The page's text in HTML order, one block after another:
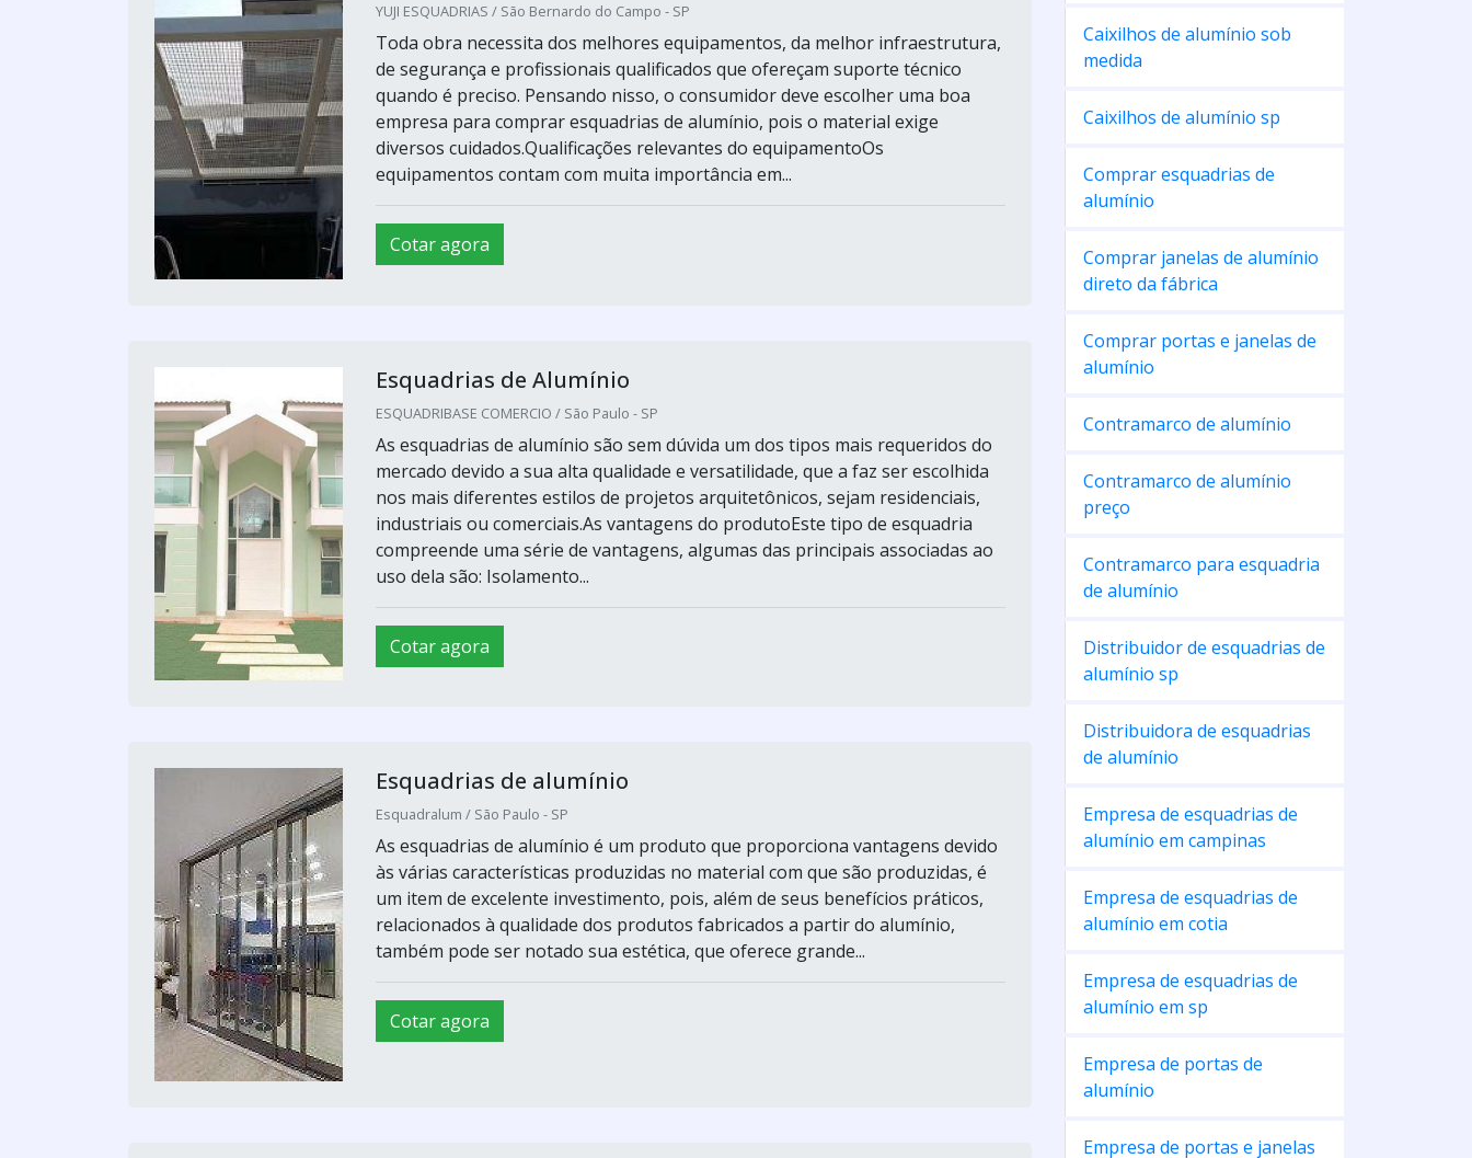
YUJI ESQUADRIAS / São Bernardo do Campo - SP
Toda obra necessita dos melhores equipamentos, da melhor infraestrutura,
de segurança e profissionais qualificados que ofereçam suporte técnico
quando é preciso. Pensando nisso, o consumidor deve escolher uma boa
empresa para comprar esquadrias de alumínio, pois o material exige
diversos cuidados.Qualificações relevantes do equipamentoOs
equipamentos contam com muita importância em...
Cotar agora
Esquadrias de Alumínio
ESQUADRIBASE COMERCIO / São Paulo - SP
As esquadrias de alumínio são sem dúvida um dos tipos mais requeridos do
mercado devido a sua alta qualidade e versatilidade, que a faz ser escolhida
nos mais diferentes estilos de projetos arquitetônicos, sejam residenciais,
industriais ou comerciais.As vantagens do produtoEste tipo de esquadria
compreende uma série de vantagens, algumas das principais associadas ao
uso dela são: Isolamento...
Cotar agora
Esquadrias de alumínio
Esquadralum / São Paulo - SP
As esquadrias de alumínio é um produto que proporciona vantagens devido
às várias características produzidas no material com que são produzidas, é
um item de excelente investimento, pois, além de seus benefícios práticos,
relacionados à qualidade dos produtos fabricados a partir do alumínio,
também pode ser notado sua estética, que oferece grande...
Cotar agora
Caixilhos de alumínio sob
medida
Caixilhos de alumínio sp
Comprar esquadrias de
alumínio
Comprar janelas de alumínio
direto da fábrica
Comprar portas e janelas de
alumínio
Contramarco de alumínio
Contramarco de alumínio
preço
Contramarco para esquadria
de alumínio
Distribuidor de esquadrias de
alumínio sp
Distribuidora de esquadrias
de alumínio
Empresa de esquadrias de
alumínio em campinas
Empresa de esquadrias de
alumínio em cotia
Empresa de esquadrias de
alumínio em sp
Empresa de portas de
alumínio
Empresa de portas e janelas